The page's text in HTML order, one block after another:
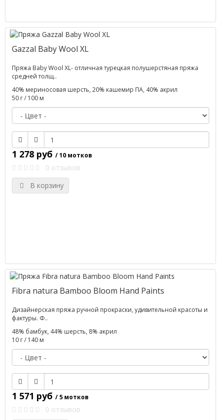
Gazzal Baby Wool XL
Пряжа Baby Wool XL- отличная турецкая полушерстяная пряжа
средней толщ..
40% мериносовая шерсть, 20% кашемир ПА, 40% акрил
50 г / 100 м
1 278 руб / 10 мотков
0 отзывов
В корзину
Fibra natura Bamboo Bloom Hand Paints
Дизайнерская пряжа ручной прокраски, удивительной красоты и
фактуры. Ф..
48% бамбук, 44% шерсть, 8% акрил
10 г / 140 м
1 571 руб / 5 мотков
0 отзывов